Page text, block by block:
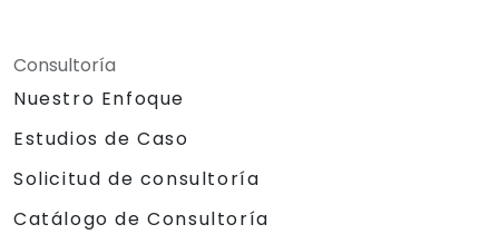
Consultoría
Nuestro Enfoque
Estudios de Caso
Solicitud de consultoría
Catálogo de Consultoría